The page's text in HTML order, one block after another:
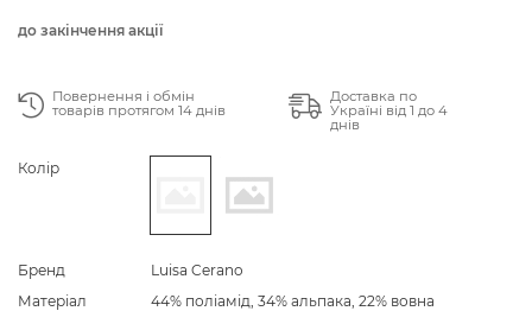
до закінчення акції
Повернення і обмін
товарів протягом 14 днів
Доставка по
Україні від 1 до 4
днів
Колір
Бренд
Luisa Cerano
Матеріал
44% поліамід, 34% альпака, 22% вовна